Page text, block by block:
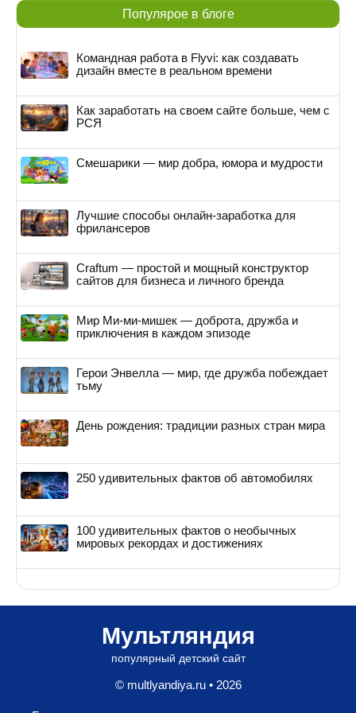
Популярое в блоге
Командная работа в Flyvi: как создавать
дизайн вместе в реальном времени
Как заработать на своем сайте больше, чем с
РСЯ
Смешарики — мир добра, юмора и мудрости
Лучшие способы онлайн-заработка для
фрилансеров
Craftum — простой и мощный конструктор
сайтов для бизнеса и личного бренда
Мир Ми-ми-мишек — доброта, дружба и
приключения в каждом эпизоде
Герои Энвелла — мир, где дружба побеждает
тьму
День рождения: традиции разных стран мира
250 удивительных фактов об автомобилях
100 удивительных фактов о необычных
мировых рекордах и достижениях
Мультляндия
популярный детский сайт
© multlyandiya.ru • 2026